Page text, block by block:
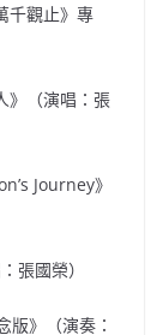
千觀止》專
》（演唱：張
Journey》
張國榮）
版》（演奏：